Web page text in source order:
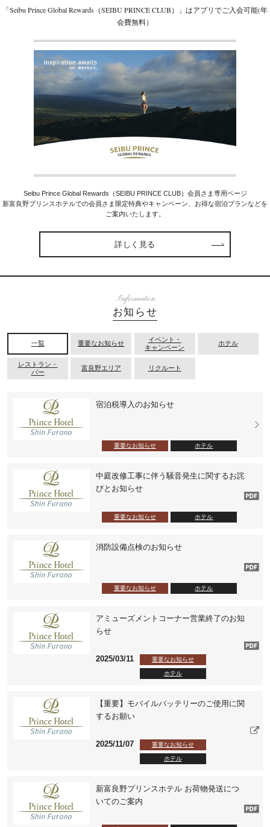
「Seibu Prince Global Rewards（SEIBU PRINCE CLUB）」はアプリでご入会可能(年
会費無料）
Seibu Prince Global Rewards（SEIBU PRINCE CLUB）会員さま専用ページ
新富良野プリンスホテルでの会員さま限定特典やキャンペーン、お得な宿泊プランなどを
ご案内いたします。
詳しく見る
Information
お知らせ
一覧 重要なお知らせ
イベント・
キャンペーン
ホテル
レストラン・
バー
富良野エリア リクルート
宿泊税導入のお知らせ
重要なお知らせ ホテル
中庭改修工事に伴う騒音発生に関するお詫
びとお知らせ
重要なお知らせ ホテル
消防設備点検のお知らせ
重要なお知らせ ホテル
アミューズメントコーナー営業終了のお知
らせ
2025/03/11 重要なお知らせ
ホテル
【重要】モバイルバッテリーのご使用に関
するお願い
2025/11/07 重要なお知らせ
ホテル
新富良野プリンスホテル お荷物発送につ
いてのご案内